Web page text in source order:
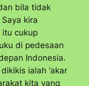
bila tidak
kira
itu cukup
di pedesaan
Indonesia.
ialah ‘akar
kita yang